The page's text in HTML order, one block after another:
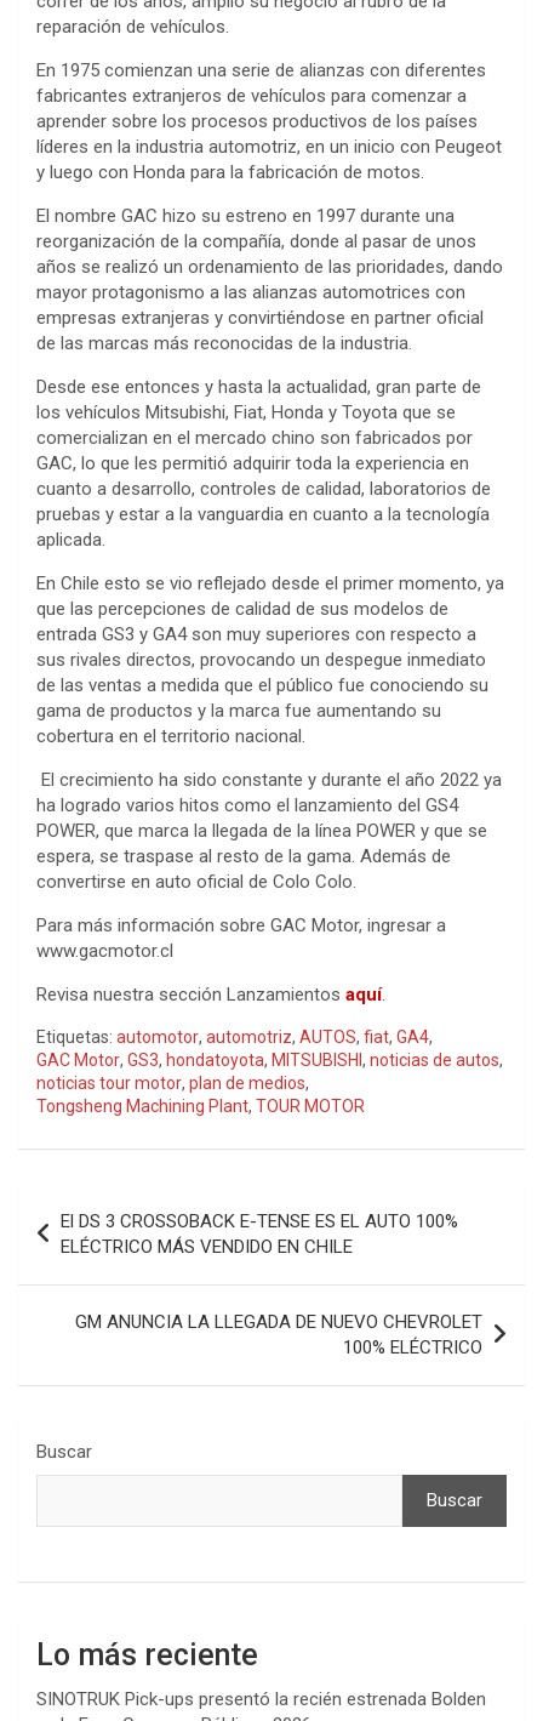
reparación de vehículos.
En 1975 comienzan una serie de alianzas con diferentes
fabricantes extranjeros de vehículos para comenzar a
aprender sobre los procesos productivos de los países
líderes en la industria automotriz, en un inicio con Peugeot
y luego con Honda para la fabricación de motos.
El nombre GAC hizo su estreno en 1997 durante una
reorganización de la compañía, donde al pasar de unos
años se realizó un ordenamiento de las prioridades, dando
mayor protagonismo a las alianzas automotrices con
empresas extranjeras y convirtiéndose en partner oficial
de las marcas más reconocidas de la industria.
Desde ese entonces y hasta la actualidad, gran parte de
los vehículos Mitsubishi, Fiat, Honda y Toyota que se
comercializan en el mercado chino son fabricados por
GAC, lo que les permitió adquirir toda la experiencia en
cuanto a desarrollo, controles de calidad, laboratorios de
pruebas y estar a la vanguardia en cuanto a la tecnología
aplicada.
En Chile esto se vio reflejado desde el primer momento, ya
que las percepciones de calidad de sus modelos de
entrada GS3 y GA4 son muy superiores con respecto a
sus rivales directos, provocando un despegue inmediato
de las ventas a medida que el público fue conociendo su
gama de productos y la marca fue aumentando su
cobertura en el territorio nacional.
El crecimiento ha sido constante y durante el año 2022 ya
ha logrado varios hitos como el lanzamiento del GS4
POWER, que marca la llegada de la línea POWER y que se
espera, se traspase al resto de la gama. Además de
convertirse en auto oficial de Colo Colo.
Para más información sobre GAC Motor, ingresar a
www.gacmotor.cl
Revisa nuestra sección Lanzamientos aquí.
Etiquetas: automotor, automotriz, AUTOS, fiat, GA4,
GAC Motor, GS3, hondatoyota, MITSUBISHI , noticias de autos,
noticias tour motor, plan de medios,
Tongsheng Machining Plant, TOUR MOTOR
de
entradas
El DS 3 CROSSOBACK E-TENSE ES EL AUTO 100%
ELÉCTRICO MÁS VENDIDO EN CHILE
GM ANUNCIA LA LLEGADA DE NUEVO CHEVROLET
100% ELÉCTRICO
Buscar
Buscar
Lo más reciente
SINOTRUK Pick-ups presentó la recién estrenada Bolden